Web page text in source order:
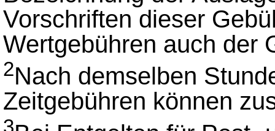
Vorschriften dieser
Wertgebühren auch der
2Nach demselben
Zeitgebühren können
3